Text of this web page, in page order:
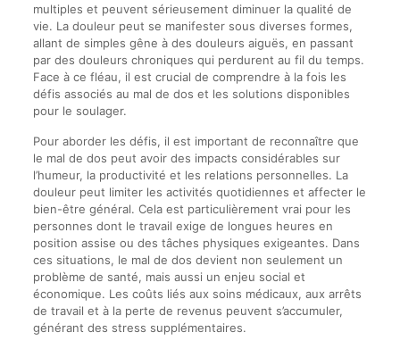
multiples et peuvent sérieusement diminuer la qualité de
vie. La douleur peut se manifester sous diverses formes,
allant de simples gêne à des douleurs aiguës, en passant
par des douleurs chroniques qui perdurent au fil du temps.
Face à ce fléau, il est crucial de comprendre à la fois les
défis associés au mal de dos et les solutions disponibles
pour le soulager.
Pour aborder les défis, il est important de reconnaître que
le mal de dos peut avoir des impacts considérables sur
l’humeur, la productivité et les relations personnelles. La
douleur peut limiter les activités quotidiennes et affecter le
bien-être général. Cela est particulièrement vrai pour les
personnes dont le travail exige de longues heures en
position assise ou des tâches physiques exigeantes. Dans
ces situations, le mal de dos devient non seulement un
problème de santé, mais aussi un enjeu social et
économique. Les coûts liés aux soins médicaux, aux arrêts
de travail et à la perte de revenus peuvent s’accumuler,
générant des stress supplémentaires.